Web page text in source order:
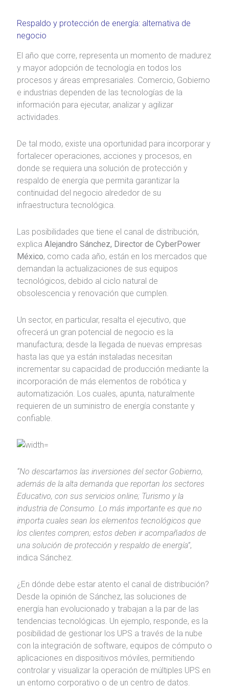
Respaldo y protección de energía: alternativa de
negocio
El año que corre, representa un momento de madurez
y mayor adopción de tecnología en todos los
procesos y áreas empresariales. Comercio, Gobierno
e industrias dependen de las tecnologías de la
información para ejecutar, analizar y agilizar
actividades.
De tal modo, existe una oportunidad para incorporar y
fortalecer operaciones, acciones y procesos, en
donde se requiera una solución de protección y
respaldo de energía que permita garantizar la
continuidad del negocio alrededor de su
infraestructura tecnológica.
Las posibilidades que tiene el canal de distribución,
explica Alejandro Sánchez, Director de CyberPower
México, como cada año, están en los mercados que
demandan la actualizaciones de sus equipos
tecnológicos, debido al ciclo natural de
obsolescencia y renovación que cumplen.
Un sector, en particular, resalta el ejecutivo, que
ofrecerá un gran potencial de negocio es la
manufactura; desde la llegada de nuevas empresas
hasta las que ya están instaladas necesitan
incrementar su capacidad de producción mediante la
incorporación de más elementos de robótica y
automatización. Los cuales, apunta, naturalmente
requieren de un suministro de energía constante y
confiable.
“No descartamos las inversiones del sector Gobierno,
además de la alta demanda que reportan los sectores
Educativo, con sus servicios online; Turismo y la
industria de Consumo. Lo más importante es que no
importa cuales sean los elementos tecnológicos que
los clientes compren; estos deben ir acompañados de
una solución de protección y respaldo de energía”,
indica Sánchez.
¿En dónde debe estar atento el canal de distribución?
Desde la opinión de Sánchez, las soluciones de
energía han evolucionado y trabajan a la par de las
tendencias tecnológicas. Un ejemplo, responde, es la
posibilidad de gestionar los UPS a través de la nube
con la integración de software, equipos de cómputo o
aplicaciones en dispositivos móviles, permitiendo
controlar y visualizar la operación de múltiples UPS en
un entorno corporativo o de un centro de datos.